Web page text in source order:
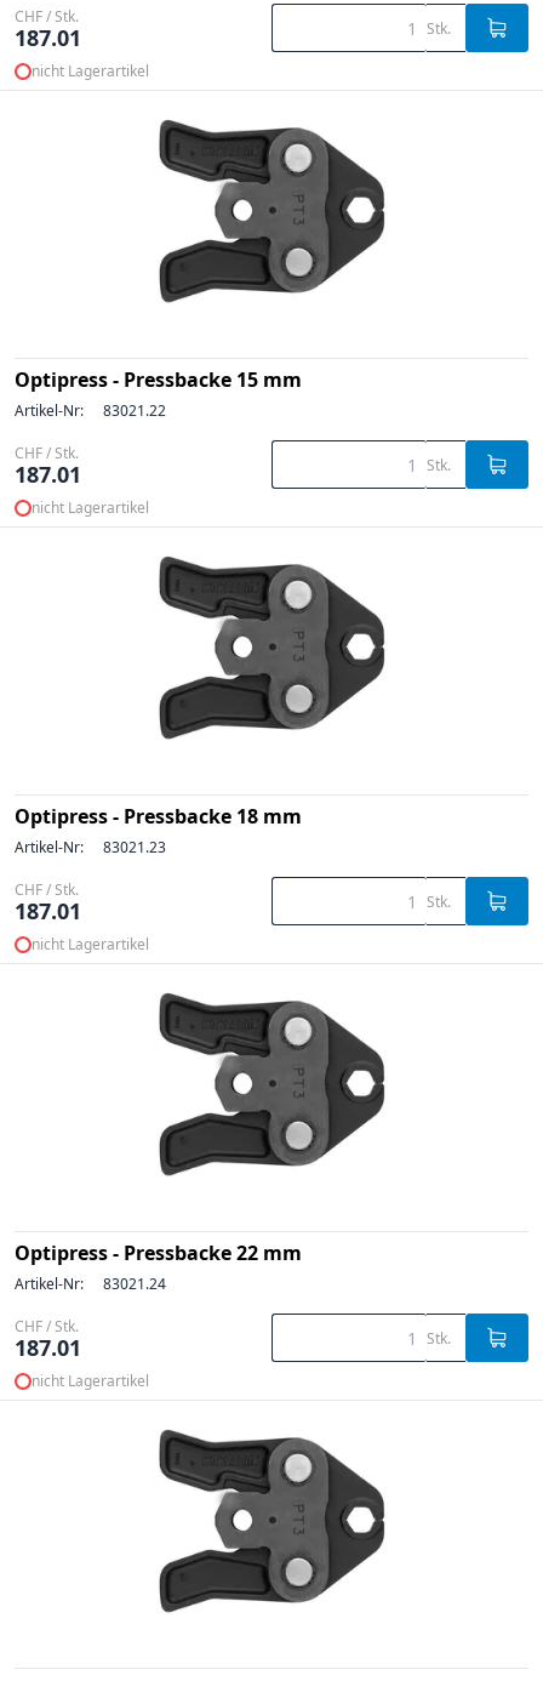
CHF / Stk.
187.01 Stk.
nicht Lagerartikel
Optipress - Pressbacke 15 mm
Artikel-Nr: 83021.22
CHF / Stk.
187.01 Stk.
nicht Lagerartikel
Optipress - Pressbacke 18 mm
Artikel-Nr: 83021.23
CHF / Stk.
187.01 Stk.
nicht Lagerartikel
Optipress - Pressbacke 22 mm
Artikel-Nr: 83021.24
CHF / Stk.
187.01 Stk.
nicht Lagerartikel